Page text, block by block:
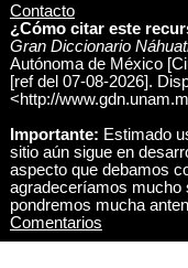
Contacto
¿Cómo citar este
Gran Diccionario
Autónoma de México
[ref del 07-08-2026].
<http://
Importante: Estimado
sitio aún sigue en
aspecto que debamos
agradeceríamos mucho
pondremos mucha
Comentarios